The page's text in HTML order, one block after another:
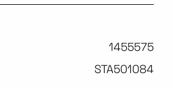
1455575
STA501084